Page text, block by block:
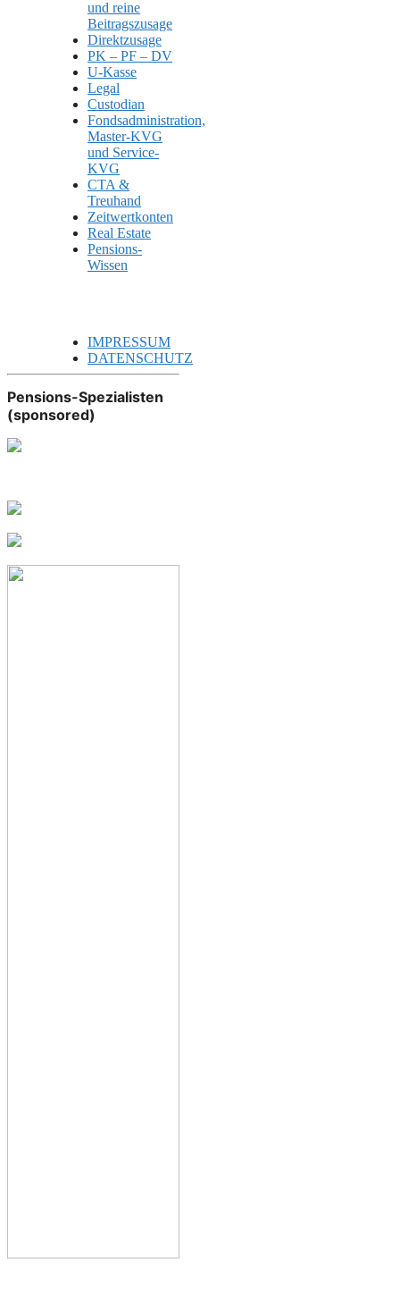
und reine
Beitragszusage
Direktzusage
PK – PF – DV
U-Kasse
Legal
Custodian
Fondsadministration,
Master-KVG
und Service-
KVG
CTA &
Treuhand
Zeitwertkonten
Real Estate
Pensions-
Wissen
IMPRESSUM
DATENSCHUTZ
Pensions-Spezialisten
(sponsored)